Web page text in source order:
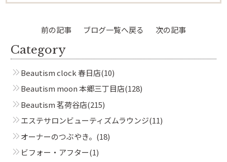
前の記事 ブログ一覧へ戻る 次の記事
Category
Beautism clock 春日店(10)
Beautism moon 本郷三丁目店(128)
Beautism 茗荷谷店(215)
エステサロンビューティズムラウンジ(11)
オーナーのつぶやき。 (18)
ビフォー・アフター(1)